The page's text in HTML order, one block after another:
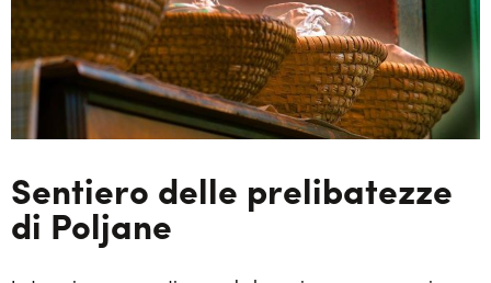
Sentiero delle prelibatezze
di Poljane